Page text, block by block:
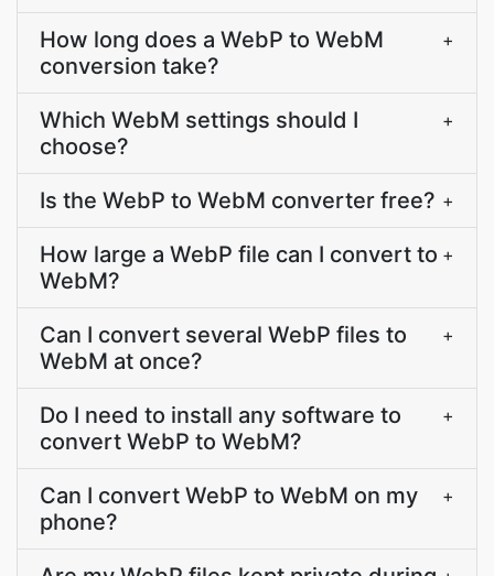
How long does a WebP to WebM
conversion take?
+
Which WebM settings should I
choose?
+
Is the WebP to WebM converter free? +
How large a WebP file can I convert to
WebM?
+
Can I convert several WebP files to
WebM at once?
+
Do I need to install any software to
convert WebP to WebM?
+
Can I convert WebP to WebM on my
phone?
+